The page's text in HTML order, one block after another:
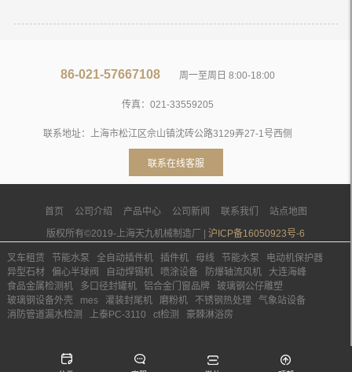
86-021-57667108 周一至周日 8:00-18:00
传真：021-33559205
联系地址：上海市松江区佘山镇沈砖公路3129弄27-1号西侧
联系在线客服
首页 公司介绍 产品中心 公司新闻 联系我们
站点地图
版权所有©2019-上海天九机械制造厂 |沪ICP备16050923号-6
叉车租赁 节能水泵 全自动插件机 插件机 母线 节能水泵
电动机保护器
异型石材
偏心半球阀 自动焊锡机 喷涂设备 防爆轴流风机
大连海峰
食品金属检测机
多口径封罐机 铝合金门窗品牌
玻璃钢公仔雕塑
玻璃钢设备外壳
mes 灌装封尾机 磨粉机 不锈钢热处理
气象站设备
消防管道漏水检测
上泰PC-3110 ct检测 豪棘淋浴房